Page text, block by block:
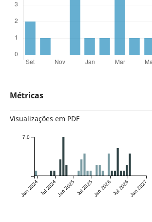
Métricas
Visualizações em PDF
Jan 2024Jul 2024Jan 2025Jul 2025Jan 2026Jul 2026Jan 2027
7.0